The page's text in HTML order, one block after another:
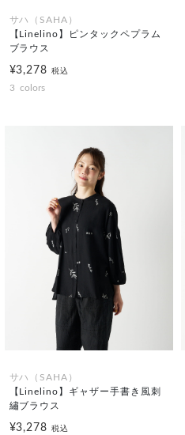
サハ（SAHA）
【Linelino】ピンタックペプラム
ブラウス
¥3,278税込
3 colors
サハ（SAHA）
【Linelino】ギャザー手書き風刺
繡ブラウス
¥3,278税込